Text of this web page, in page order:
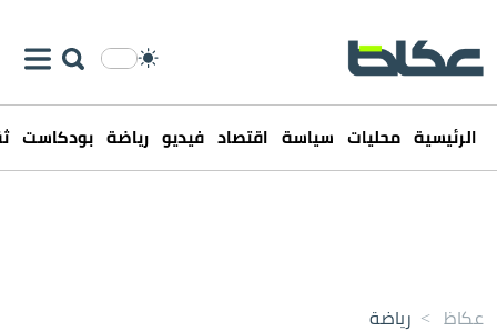
الرئيسية محليات سياسة اقتصاد فيديو رياضة بودكاست
عكاظ > رياضة